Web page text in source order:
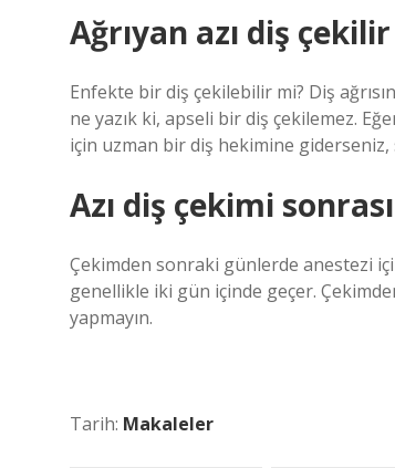
Ağrıyan azı diş
Enfekte bir diş çekilebilir mi? Diş
ne yazık ki, apseli bir diş çekilemez.
için uzman bir diş hekimine
Azı diş çekimi
Çekimden sonraki günlerde anestezi
genellikle iki gün içinde geçer.
yapmayın.
Tarih: Makaleler